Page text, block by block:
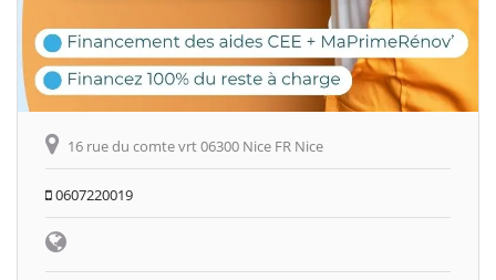
16 rue du comte vrt 06300 Nice FR Nice
0607220019